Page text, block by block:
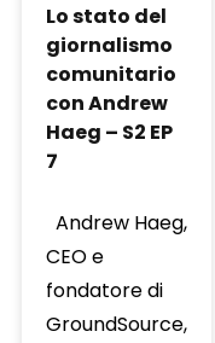
Lo stato del
giornalismo
comunitario
con Andrew
Haeg – S2 EP
7
Andrew Haeg,
CEO e
fondatore di
GroundSource,